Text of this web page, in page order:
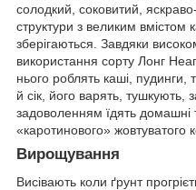
солодкий, соковитий,
структури з великим вмістом
зберігаються. Завдяки
використання сорту Лонг
нього роблять каші, пудинги,
й сік, його варять, тушкують,
задоволенням їдять домашні
«каротинового» жовтуватого
Вирощування
Висівають коли ґрунт